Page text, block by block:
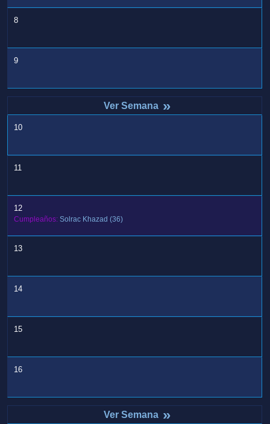
8
9
»
10
11
12
Cumpleaños: Solrac Khazad (36)
13
14
15
16
»